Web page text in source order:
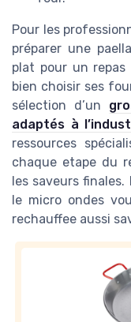
Pour les
préparer une
plat pour un
bien choisir ses
sélection d’un
adaptés à
ressources
chaque etape du
les saveurs
le micro ondes
rechauffee aussi